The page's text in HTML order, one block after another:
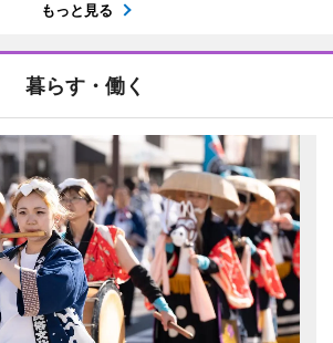
もっと見る
暮らす・働く